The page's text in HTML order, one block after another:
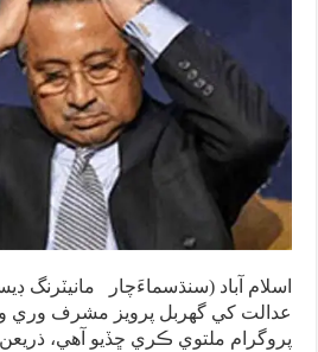
اسلام آباد (سنڌسماءَچار
عدالت کي گهربل پرويز مشرف وري
پروگرام ملتوي ڪري ڇڏيو آهي،